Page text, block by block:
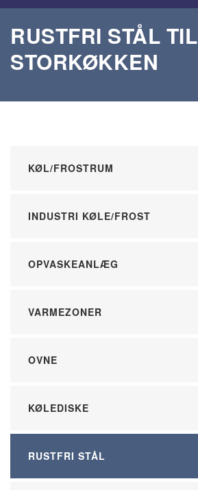
RUSTFRI STÅL TIL
STORKØKKEN
KØL/FROSTRUM
INDUSTRI KØLE/FROST
OPVASKEANLÆG
VARMEZONER
OVNE
KØLEDISKE
RUSTFRI STÅL